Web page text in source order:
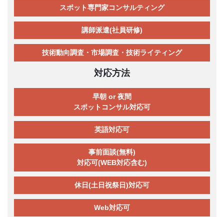
スポット専門家コンサルティング
講師派遣(社員研修)
技術動向調査・市場調査・技術ライティング
対応方法
早朝 or 夜間
スポットコンサル対応可
英語対応可
事前面談(無料)
対応可(WEB対応含む)
休日(土日祝祭日)対応可
Web対応可